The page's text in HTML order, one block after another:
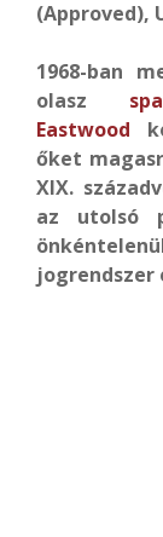
(Approved),
1968-ban
olasz
Eastwood
őket
XIX.
az utolsó
jogrendszer